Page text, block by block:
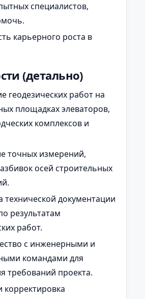
специалистов,
карьерного роста в
(детально)
геодезических работ на
площадках элеваторов,
комплексов и
точных измерений,
осей строительных
технической документации
результатам
работ.
с инженерными и
командами для
требований проекта.
корректировка